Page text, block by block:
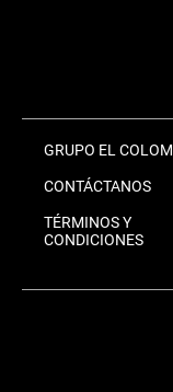
GRUPO EL
CONTÁCTANOS
TÉRMINOS Y
CONDICIONES